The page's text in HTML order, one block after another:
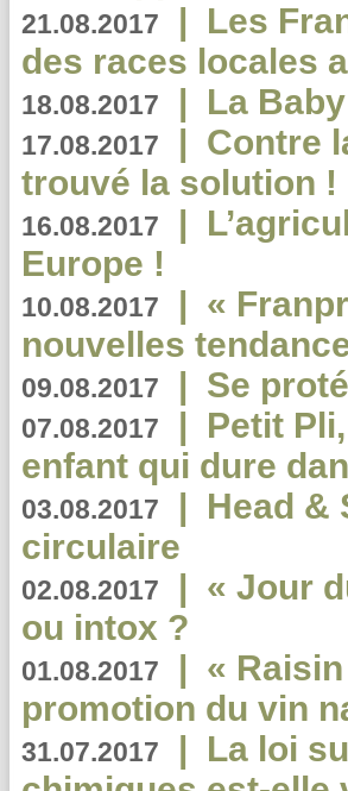
21.08.2017 | Les
des races locales
18.08.2017 | La
17.08.2017 | Contre
trouvé la solution !
16.08.2017 |
Europe !
10.08.2017 | «
nouvelles
09.08.2017 | Se
07.08.2017 | Petit
enfant qui dure
03.08.2017 | Head &
circulaire
02.08.2017 | « Jour
ou intox ?
01.08.2017 | «
promotion du vin
31.07.2017 | La loi